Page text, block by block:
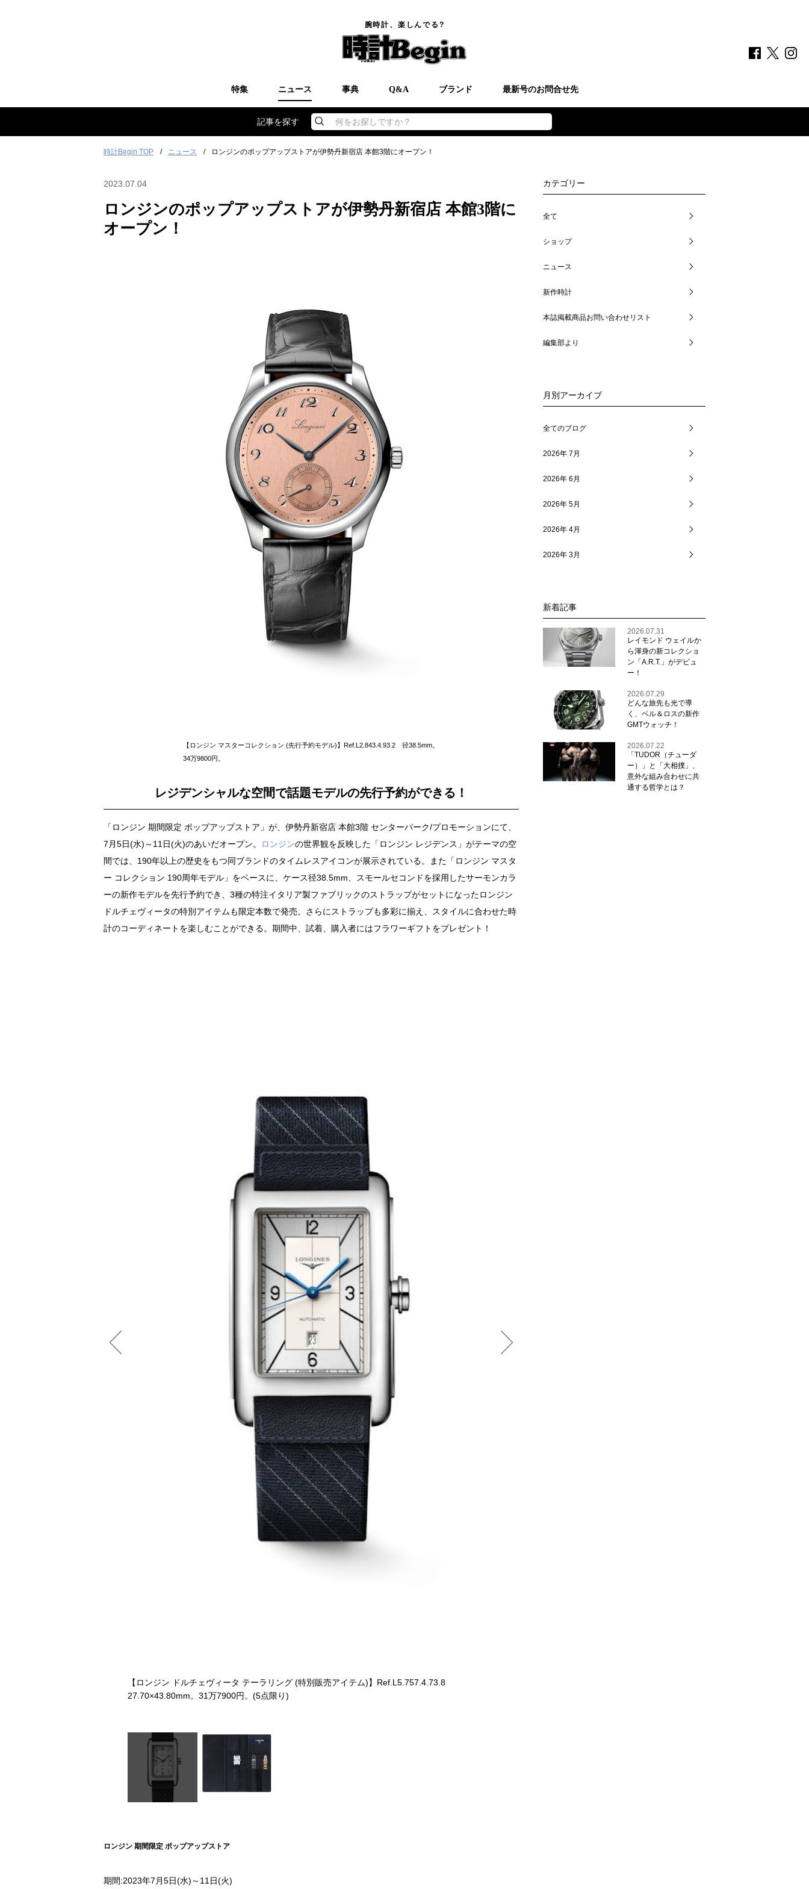
腕時計、楽しんでる?
特集 ニュース 事典 Q&A ブランド 最新号のお問合せ先
記事を探す 何をお探しですか？
時計Begin TOP ニュース ロンジンのポップアップストアが伊勢丹新宿店 本館3階にオープン！
2023.07.04
ロンジンのポップアップストアが伊勢丹新宿店 本館3階に
オープン！
【ロンジン マスターコレクション (先行予約モデル)】Ref.L2.843.4.93.2 径38.5mm。
34万9800円。
レジデンシャルな空間で話題モデルの先行予約ができる！
「ロンジン 期間限定 ポップアップストア」が、伊勢丹新宿店 本館3階 センターパーク/プロモーションにて、
7月5日(水)～11日(火)のあいだオープン。
ロンジンの世界観を反映した「ロンジン レジデンス」がテーマの空
間では、190年以上の歴史をもつ同ブランドのタイムレスアイコンが展示されている。また「ロンジン マスタ
ー コレクション 190周年モデル」をベースに、ケース径38.5mm、スモールセコンドを採用したサーモンカラ
ーの新作モデルを先行予約でき、3種の特注イタリア製ファブリックのストラップがセットになったロンジン
ドルチェヴィータの特別アイテムも限定本数で発売。さらにストラップも多彩に揃え、スタイルに合わせた時
計のコーディネートを楽しむことができる。期間中、試着、購入者にはフラワーギフトをプレゼント！
【ロンジン ドルチェヴィータ テーラリング (特別販売アイテム)】Ref.L5.757.4.73.8
27.70×43.80mm。31万7900円。(5点限り)
ロンジン 期間限定 ポップアップストア
期間:2023年7月5日(水)～11日(火)
カテゴリー
全て
ショップ
ニュース
新作時計
本誌掲載商品お問い合わせリスト
編集部より
月別アーカイブ
全てのブログ
2026年 7月
2026年 6月
2026年 5月
2026年 4月
2026年 3月
新着記事
2026.07.31
レイモンド ウェイルか
ら渾身の新コレクショ
ン「A.R.T.」がデビュ
ー！
2026.07.29
どんな旅先も光で導
く、ベル＆ロスの新作
GMTウォッチ！
2026.07.22
「TUDOR（チューダ
ー）」と「大相撲」、
意外な組み合わせに共
通する哲学とは？